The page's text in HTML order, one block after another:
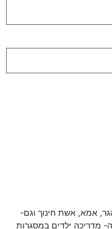
אמא, אשת חינוך וגם-
מדריכה ילדים במסגרות